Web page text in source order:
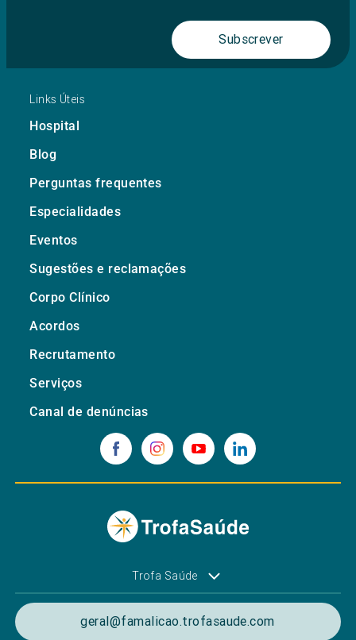
Subscrever
Links Úteis
Hospital
Blog
Perguntas frequentes
Especialidades
Eventos
Sugestões e reclamações
Corpo Clínico
Acordos
Recrutamento
Serviços
Canal de denúncias
Trofa Saúde
geral@famalicao.trofasaude.com